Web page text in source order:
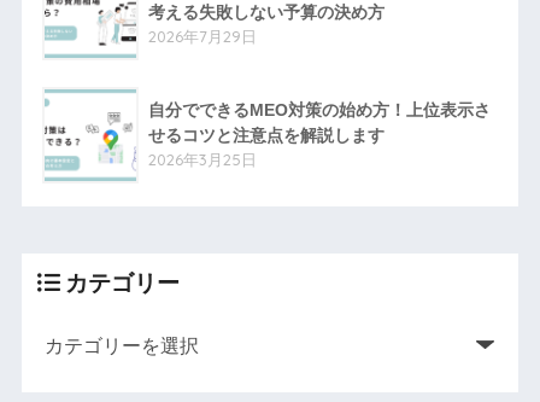
考える失敗しない予算の決め方
2026年7月29日
自分でできるMEO対策の始め方！上位表示さ
せるコツと注意点を解説します
2026年3月25日
カテゴリー